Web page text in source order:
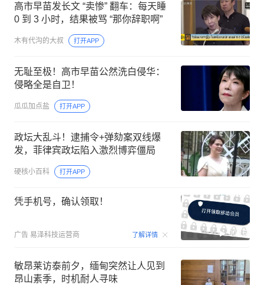
高市早苗发长文 “卖惨” 翻车：每天睡
0 到 3 小时，结果被骂 “那你辞职啊”
木有代沟的大叔 打开APP
无耻至极！高市早苗公然洗白侵华：
侵略全是自卫！
瓜瓜加点盐 打开APP
政坛大乱斗！逮捕令+弹劾案双线爆
发，菲律宾政坛陷入激烈博弈僵局
硬核小百科 打开APP
凭手机号，确认领取！
广告 易泽科技运营商 了解详情 00:15
敏昂莱访泰前夕，缅甸突然让人见到
昂山素季，时机耐人寻味